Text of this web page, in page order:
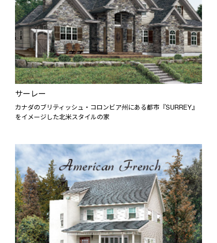
サーレー
カナダのブリティッシュ・コロンビア州にある都市『SURREY』
をイメージした北米スタイルの家